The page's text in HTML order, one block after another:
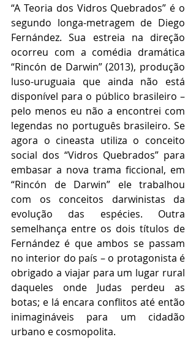
“A Teoria dos Vidros Quebrados” é o
segundo longa-metragem de Diego
Fernández. Sua estreia na direção
ocorreu com a comédia dramática
“Rincón de Darwin” (2013), produção
luso-uruguaia que ainda não está
disponível para o público brasileiro –
pelo menos eu não a encontrei com
legendas no português brasileiro. Se
agora o cineasta utiliza o conceito
social dos “Vidros Quebrados” para
embasar a nova trama ficcional, em
“Rincón de Darwin” ele trabalhou
com os conceitos darwinistas da
evolução das espécies. Outra
semelhança entre os dois títulos de
Fernández é que ambos se passam
no interior do país – o protagonista é
obrigado a viajar para um lugar rural
daqueles onde Judas perdeu as
botas; e lá encara conflitos até então
inimagináveis para um cidadão
urbano e cosmopolita.